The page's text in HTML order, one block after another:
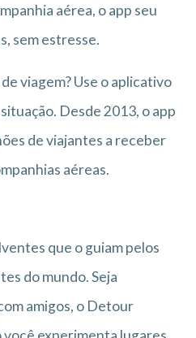
aérea, o app seu
sem estresse.
viagem? Use o aplicativo
Desde 2013, o app
de viajantes a receber
aéreas.
que o guiam pelos
do mundo. Seja
amigos, o Detour